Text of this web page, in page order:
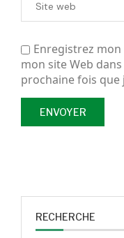
Enregistrez
mon site Web
prochaine fois que
RECHERCHE